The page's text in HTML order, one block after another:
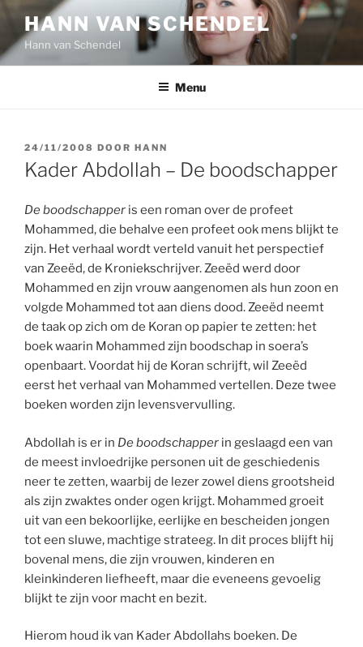
Ga
de
inhoud
HANN VAN SCHENDEL
Hann van Schendel
Menu
GEPLAATST
OP
24/11/2008 DOOR HANN
Kader Abdollah – De boodschapper
De boodschapper is een roman over de profeet
Mohammed, die behalve een profeet ook mens blijkt te
zijn. Het verhaal wordt verteld vanuit het perspectief
van Zeeëd, de Kroniekschrijver. Zeeëd werd door
Mohammed en zijn vrouw aangenomen als hun zoon en
volgde Mohammed tot aan diens dood. Zeeëd neemt
de taak op zich om de Koran op papier te zetten: het
boek waarin Mohammed zijn boodschap in soera’s
openbaart. Voordat hij de Koran schrijft, wil Zeeëd
eerst het verhaal van Mohammed vertellen. Deze twee
boeken worden zijn levensvervulling.
Abdollah is er in De boodschapper in geslaagd een van
de meest invloedrijke personen uit de geschiedenis
neer te zetten, waarbij de lezer zowel diens grootsheid
als zijn zwaktes onder ogen krijgt. Mohammed groeit
uit van een bekoorlijke, eerlijke en bescheiden jongen
tot een sluwe, machtige strateeg. In dit proces blijft hij
bovenal mens, die zijn vrouwen, kinderen en
kleinkinderen liefheeft, maar die eveneens gevoelig
blijkt te zijn voor macht en bezit.
Hierom houd ik van Kader Abdollahs boeken. De